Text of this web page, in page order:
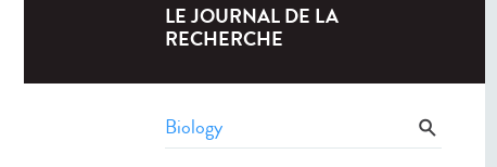
LE JOURNAL DE LA
RECHERCHE